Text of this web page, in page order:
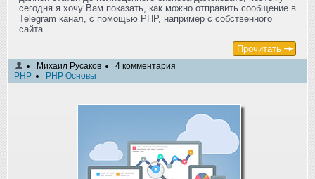
сегодня я хочу Вам показать, как можно отправить сообщение в
Telegram канал, с помощью PHP, например с собственного
сайта.
Прочитать
Михаил Русаков
4 комментария
PHP
PHP Основы